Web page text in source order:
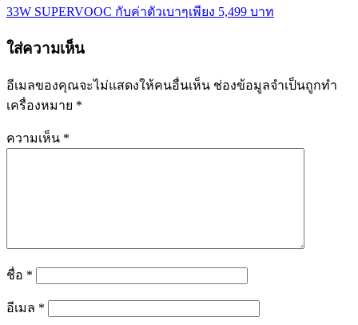
33W SUPERVOOC กับค่าตัวเบาๆเพียง 5,499 บาท
ใส่ความเห็น
อีเมลของคุณจะไม่แสดงให้คนอื่นเห็น ช่องข้อมูลจำเป็นถูกทำ
เครื่องหมาย *
ความเห็น *
ชื่อ *
อีเมล *